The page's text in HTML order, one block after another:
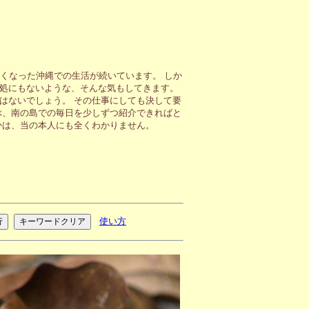
なった沖縄での生活が続いています。 しか
もないような、そんな気もしてきます。
ないでしょう。 その仕事にしても決して要
南の島での毎日を少しずつ紹介できればと
、当の本人にも全くわかりません。
使い方